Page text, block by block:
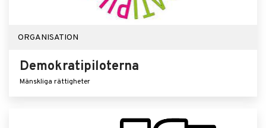
ORGANISATION
Demokratipiloterna
Mänskliga rättigheter